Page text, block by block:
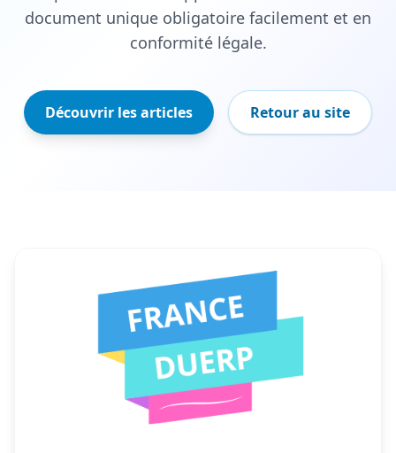
document unique obligatoire facilement et en
conformité légale.
Découvrir les articles Retour au site